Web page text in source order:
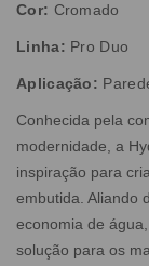
Cor: Cromado
Linha: Pro Duo
Aplicação:
Conhecida pela
modernidade, a
inspiração para
embutida. Aliando
economia de
solução para os